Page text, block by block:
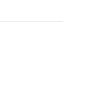
hình ảnh khác